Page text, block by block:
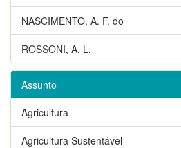
NASCIMENTO, A. F. do
ROSSONI, A. L.
Assunto
Agricultura
Agricultura Sustentável